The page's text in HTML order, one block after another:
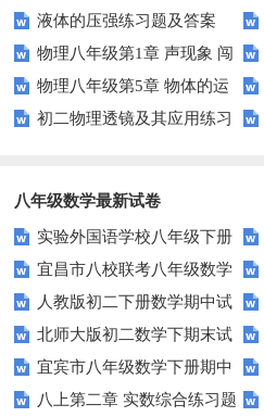
含答案
含
案 液体的压强练习题及答案
物理八年级第1章 声现象 闯
关测试A
物理八年级第5章 物体的运
动 闯关测试A
初二物理透镜及其应用练习
八年级数学最新试卷
实验外国语学校八年级下册
数学试题
宜昌市八校联考八年级数学
试卷及答案
人教版初二下册数学期中试
题
试
北师大版初二数学下期末试
卷及答案
宜宾市八年级数学下册期中
试题华师大版
及
八上第二章 实数综合练习题